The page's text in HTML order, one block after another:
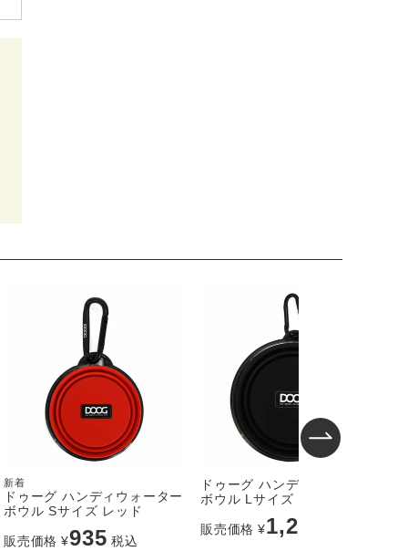
新着
ドゥーグ ハンディウォーター
ボウル Sサイズ レッド
販売価格 ¥935 税込
ドゥーグ ハンディウォーター
ボウル Lサイズ ブラック
販売価格 ¥1,210